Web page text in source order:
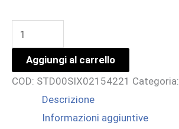
GALAXY
BOOK6
EE/14/U7
PTL
VPRO/16GB/512GB/WIN11P
quantità
Aggiungi al carrello
COD: STD00SIX02154221 Categoria:
Descrizione
Informazioni aggiuntive